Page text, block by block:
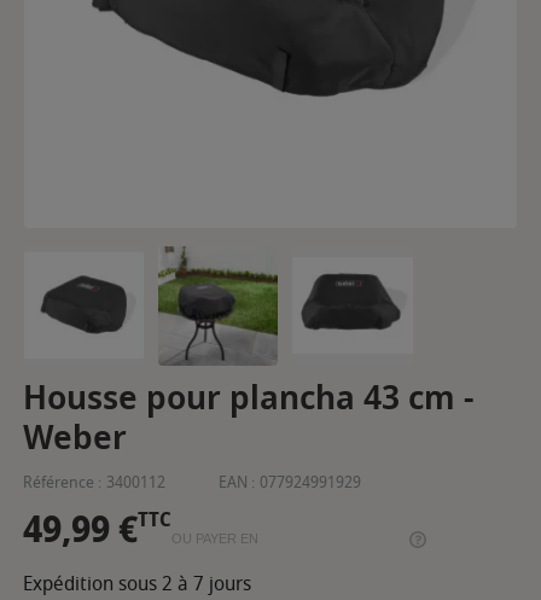
Housse pour plancha 43 cm -
Weber
Référence : 3400112 EAN : 077924991929
49,99 €TTC
OU PAYER EN
Expédition sous 2 à 7 jours